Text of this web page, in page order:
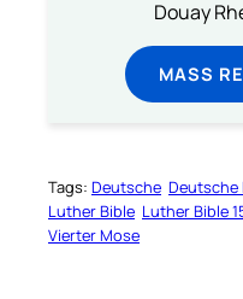
Douay
MASS
Tags: Deutsche Deutsche
Luther Bible Luther Bible
Vierter Mose